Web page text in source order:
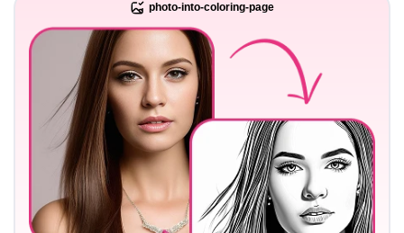
photo-into-coloring-page